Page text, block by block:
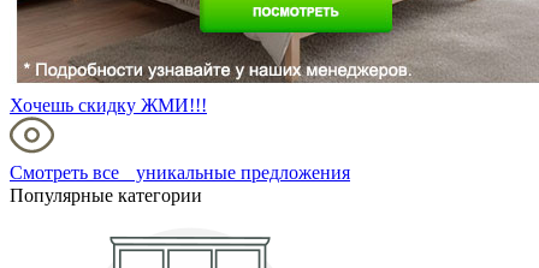
Хочешь скидку ЖМИ!!!
Смотреть все уникальные предложения
Популярные категории